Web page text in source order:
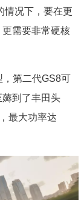
情况下，要在更
需要非常硬核
第二代GS8可
到了丰田头
最大功率达